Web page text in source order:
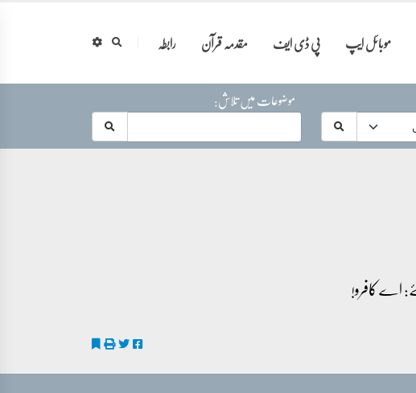
موبائل ایپ پی ڈی ایف مقدمہ قرآن
رابطہ
موضوعات میں تلاش: